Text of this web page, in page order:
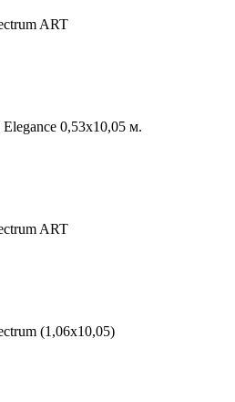
ART
0,53x10,05 м.
ART
(1,06x10,05)